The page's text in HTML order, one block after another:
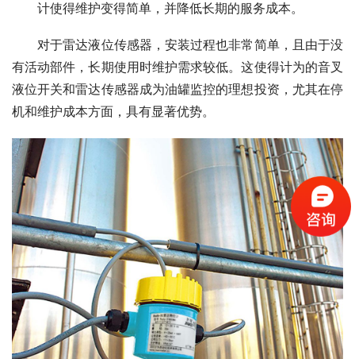
计使得维护变得简单，并降低长期的服务成本。
对于雷达液位传感器，安装过程也非常简单，且由于没
有活动部件，长期使用时维护需求较低。这使得计为的音叉
液位开关和雷达传感器成为油罐监控的理想投资，尤其在停
机和维护成本方面，具有显著优势。